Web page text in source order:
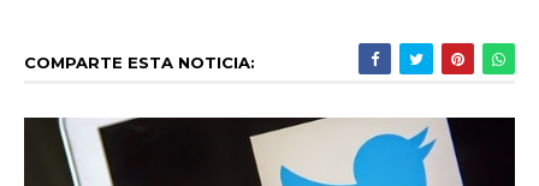
COMPARTE ESTA NOTICIA: